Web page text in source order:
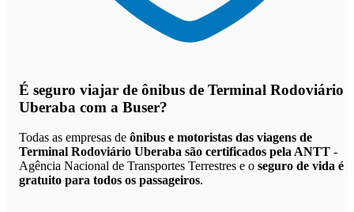
É seguro viajar de ônibus de Terminal Rodoviário
Uberaba com a Buser?
Todas as empresas de ônibus e motoristas das viagens de
Terminal Rodoviário Uberaba são certificados pela ANTT -
Agência Nacional de Transportes Terrestres e o seguro de vida é
gratuito para todos os passageiros.